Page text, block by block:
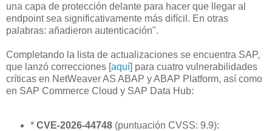
una capa de protección delante para hacer que llegar al
endpoint sea significativamente más difícil. En otras
palabras: añadieron autenticación".
Completando la lista de actualizaciones se encuentra SAP,
que lanzó correcciones [aquí] para cuatro vulnerabilidades
críticas en NetWeaver AS ABAP y ABAP Platform, así como
en SAP Commerce Cloud y SAP Data Hub:
* CVE-2026-44748(puntuación CVSS: 9.9):